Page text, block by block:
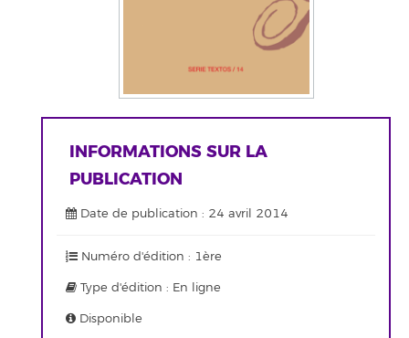
INFORMATIONS SUR LA
PUBLICATION
Date de publication : 24 avril 2014
Numéro d'édition : 1ère
Type d'édition : En ligne
Disponible